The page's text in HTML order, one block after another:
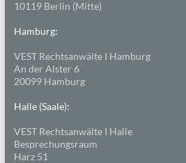
10119 Berlin (Mitte)
Hamburg:
VEST Rechtsanwälte I Hamburg
An der Alster 6
20099 Hamburg
Halle (Saale):
VEST Rechtsanwälte I Halle
Besprechungsraum
Harz 51